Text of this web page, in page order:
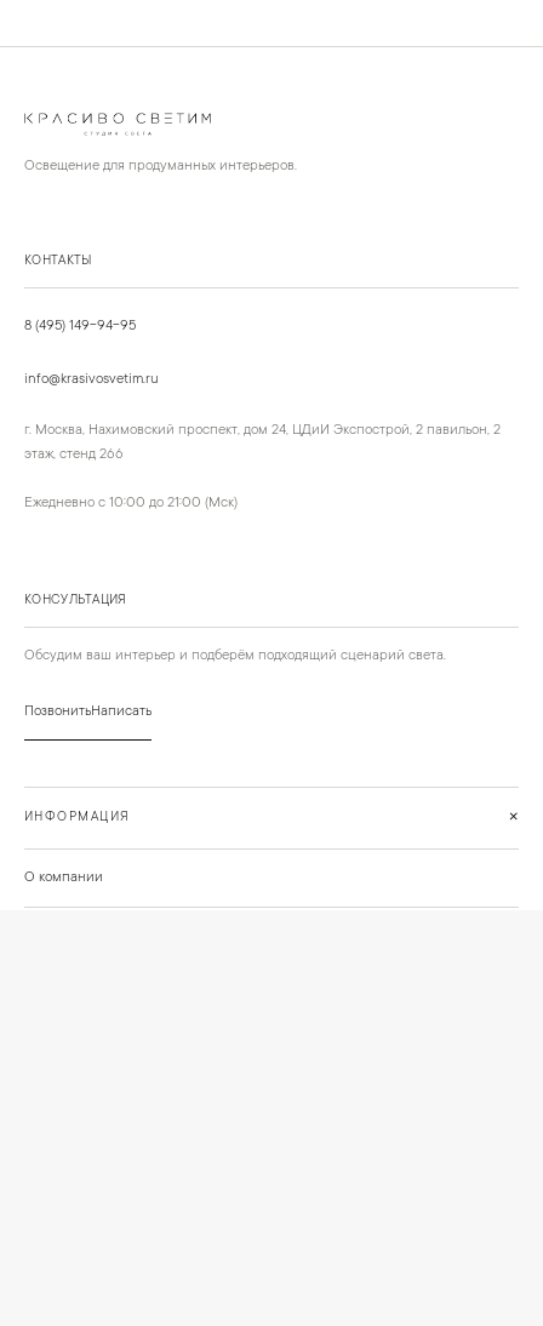
Освещение для продуманных интерьеров.
КОНТАКТЫ
8 (495) 149-94-95
info@krasivosvetim.ru
г. Москва, Нахимовский проспект, дом 24, ЦДиИ Экспострой, 2 павильон, 2
этаж, стенд 266
Ежедневно с 10:00 до 21:00 (Мск)
КОНСУЛЬТАЦИЯ
Обсудим ваш интерьер и подберём подходящий сценарий света.
ПозвонитьНаписать
ИНФОРМАЦИЯ +
О компании